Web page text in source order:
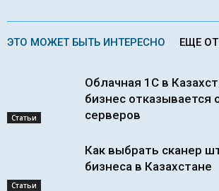
ЭТО МОЖЕТ БЫТЬ ИНТЕРЕСНО ЕЩЕ
Статьи
Облачная 1С в
бизнес отказывается
серверов
Статьи
Как выбрать сканер
бизнеса в Казахстане